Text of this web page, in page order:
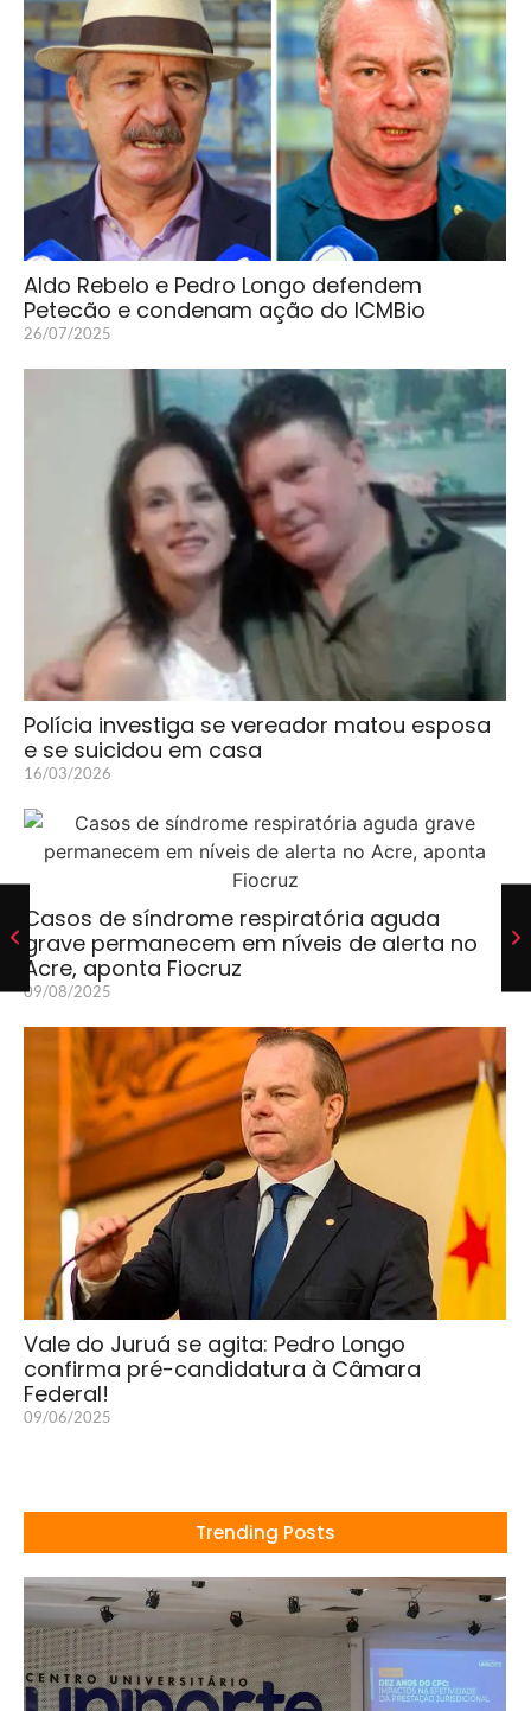
Aldo Rebelo e Pedro Longo defendem
Petecão e condenam ação do ICMBio
26/07/2025
Polícia investiga se vereador matou esposa
e se suicidou em casa
16/03/2026
Casos de síndrome respiratória aguda
grave permanecem em níveis de alerta no
Acre, aponta Fiocruz
09/08/2025
Vale do Juruá se agita: Pedro Longo
confirma pré-candidatura à Câmara
Federal!
09/06/2025
Trending Posts